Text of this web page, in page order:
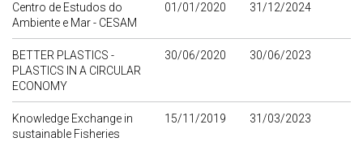
Centro de Estudos do
Ambiente e Mar - CESAM
01/01/2020 31/12/2024
BETTER PLASTICS -
PLASTICS IN A CIRCULAR
ECONOMY
30/06/2020 30/06/2023
Knowledge Exchange in
sustainable Fisheries
15/11/2019 31/03/2023